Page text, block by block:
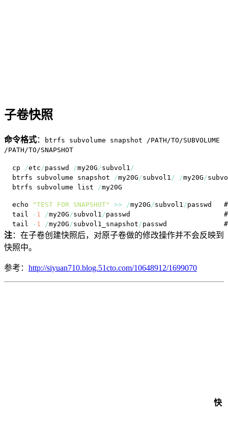
子卷快照
命令格式：
btrfs subvolume snapshot /PATH/TO/SUBVOLUME
/PATH/TO/SNAPSHOT
cp /etc /passwd /my20G /subvol1 /
btrfs subvolume snapshot
/my20G /subvol1 / /my20G /
btrfs subvolume list
/
echo "TEST FOR SNAPSHOT" >> /my20G /subvol1 /passwd   #
tail
- 1 /my20G /subvol1 /
tail
- 1 /my20G /subvol1_snapshot /passwd              #此时
注：在子卷创建快照后，对原子卷做的修改操作并不会反映到
快照中。
参考： http://siyuan710.blog.51cto.com/10648912/1699070
快